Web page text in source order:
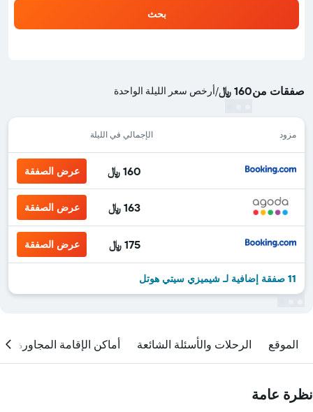
بحث
صفقات من160 ﷼ /أرخص سعر الليلة الواحدة
مزود الإجمالي في الليلة
160 ﷼ عرض الصفقة
163 ﷼ عرض الصفقة
175 ﷼ عرض الصفقة
11 صفقة إضافية لـ شيميزي سيتي هوتل
الموقع الرحلات والأسئلة الشائعة أماكن الإقامة المجاورة
نظرة عامة